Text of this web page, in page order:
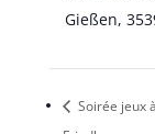
Gießen,
Soirée jeux à